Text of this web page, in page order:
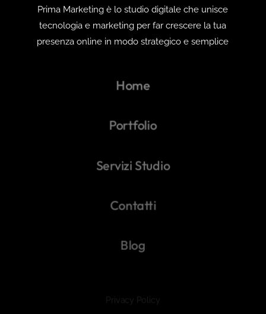
Prima Marketing è lo studio digitale che unisce
tecnologia e marketing per far crescere la tua
presenza online in modo strategico e semplice
Home
Portfolio
Servizi Studio
Contatti
Blog
Privacy Policy